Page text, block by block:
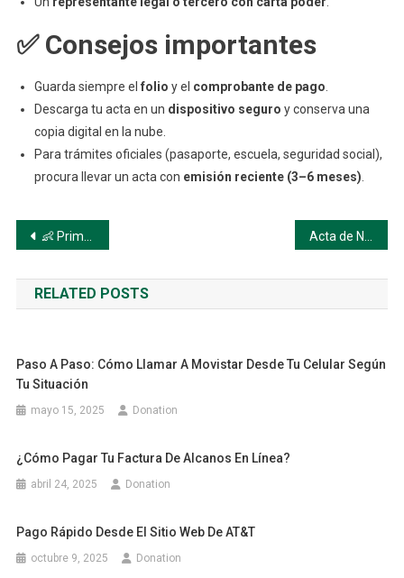
✅ Consejos importantes
Guarda siempre el folio y el comprobante de pago
Descarga tu acta en un dispositivo seguro y conserva una
copia digital en la nube.
Para trámites oficiales (pasaporte, escuela, seguridad social),
procura llevar un acta con emisión reciente (3–6 meses)
Navegación
de
entradas
👶 Primera vez: Registrar a un recién nacido en México
RELATED POSTS
Paso A Paso: Cómo Llamar A Movistar Desde Tu Celular Según
Tu Situación
mayo 15, 2025 Donation
¿Cómo Pagar Tu Factura De Alcanos En Línea?
abril 24, 2025 Donation
Pago Rápido Desde El Sitio Web De AT&T
octubre 9, 2025 Donation